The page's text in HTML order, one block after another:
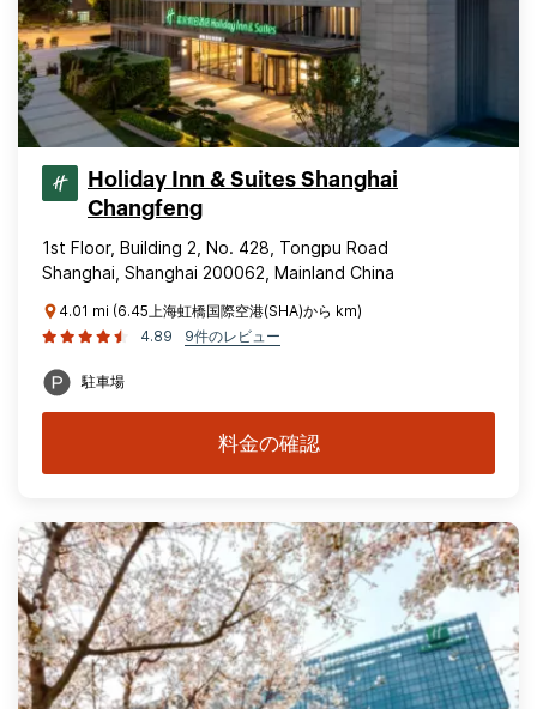
Holiday Inn & Suites Shanghai
Changfeng
1st Floor, Building 2, No. 428, Tongpu Road
Shanghai, Shanghai 200062, Mainland China
4.01 mi (6.45上海虹橋国際空港(SHA)から km)
4.89
9件のレビュー
駐車場
料金の確認